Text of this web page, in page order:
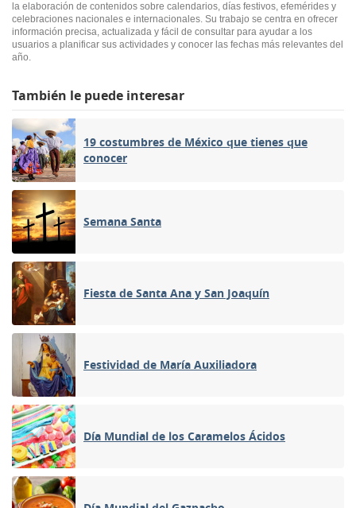
la elaboración de contenidos sobre calendarios, días festivos, efemérides y
celebraciones nacionales e internacionales. Su trabajo se centra en ofrecer
información precisa, actualizada y fácil de consultar para ayudar a los
usuarios a planificar sus actividades y conocer las fechas más relevantes del
año.
También le puede interesar
19 costumbres de México que tienes que
conocer
Semana Santa
Fiesta de Santa Ana y San Joaquín
Festividad de María Auxiliadora
Día Mundial de los Caramelos Ácidos